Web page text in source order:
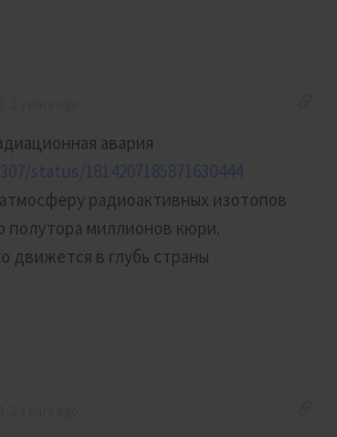
авария
status/1814207185871630444
радиоактивных изотопов
полутора миллионов кюри.
движется в глубь страны